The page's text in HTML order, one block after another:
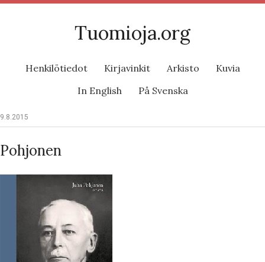
Tuomioja.org
Henkilötiedot Kirjavinkit Arkisto
Kuvia
In English
På Svenska
9.8.2015
Pohjonen